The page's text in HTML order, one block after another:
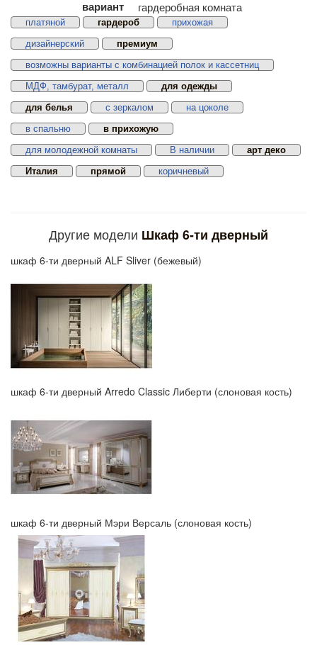
вариант гардеробная комната
платяной гардероб
прихожая
дизайнерский
премиум
возможны варианты с комбинацией полок и кассетниц
МДФ, тамбурат, металл
для одежды
для белья
с зеркалом
на цоколе
в спальню
в прихожую
для молодежной комнаты
В наличии
арт деко
Италия
прямой коричневый
Другие модели Шкаф 6-ти дверный
шкаф 6-ти дверный ALF Sliver (бежевый)
шкаф 6-ти дверный Arredo Classic Либерти (слоновая кость)
шкаф 6-ти дверный Мэри Версаль (слоновая кость)